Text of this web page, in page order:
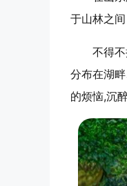
于山林之
不得
分布在湖
的烦恼,沉